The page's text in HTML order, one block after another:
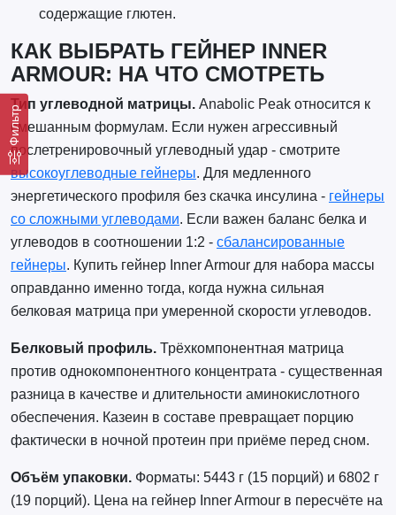
Фильтр
содержащие глютен.
КАК ВЫБРАТЬ ГЕЙНЕР INNER
ARMOUR: НА ЧТО СМОТРЕТЬ
Тип углеводной матрицы.Anabolic Peak относится к
смешанным формулам. Если нужен агрессивный
послетренировочный углеводный удар - смотрите
высокоуглеводные гейнеры. Для медленного
энергетического профиля без скачка инсулина - гейнеры
со сложными углеводами. Если важен баланс белка и
углеводов в соотношении 1:2 - сбалансированные
гейнеры. Купить гейнер Inner Armour для набора массы
оправданно именно тогда, когда нужна сильная
белковая матрица при умеренной скорости углеводов.
Белковый профиль.Трёхкомпонентная матрица
против однокомпонентного концентрата - существенная
разница в качестве и длительности аминокислотного
обеспечения. Казеин в составе превращает порцию
фактически в ночной протеин при приёме перед сном.
Объём упаковки.Форматы: 5443 г (15 порций) и 6802 г
(19 порций). Цена на гейнер Inner Armour в пересчёте на